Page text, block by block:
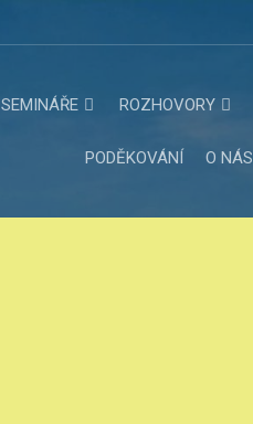
SEMINÁŘE ROZHOVORY
PODĚKOVÁNÍ O NÁS